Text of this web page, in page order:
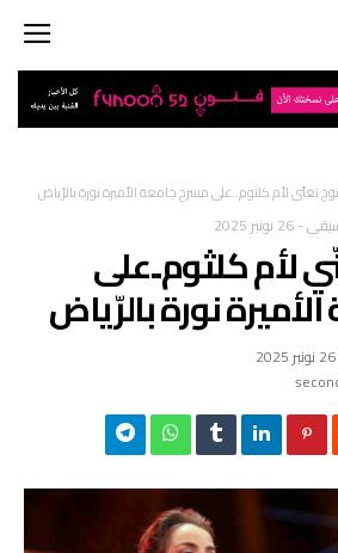
تغنّي لأم كلثوم..على مسرح جامعة الأميرة نورة بالرّياض
-26 نونبر 2025
لأم كلثوم..على
نورة بالرّياض
26 نونبر 2025